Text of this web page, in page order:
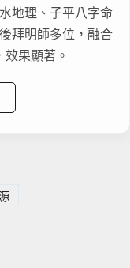
地理、子平八字命
拜明師多位，融合
果顯著。